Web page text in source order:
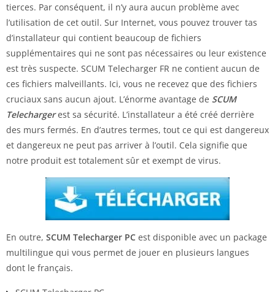
tierces. Par conséquent, il n’y aura aucun problème avec
l’utilisation de cet outil. Sur Internet, vous pouvez trouver tas
d’installateur qui contient beaucoup de fichiers
supplémentaires qui ne sont pas nécessaires ou leur existence
est très suspecte. SCUM Telecharger FR ne contient aucun de
ces fichiers malveillants. Ici, vous ne recevez que des fichiers
cruciaux sans aucun ajout. L’énorme avantage de SCUM
Telechargerest sa sécurité. L’installateur a été créé derrière
des murs fermés. En d’autres termes, tout ce qui est dangereux
et dangereux ne peut pas arriver à l’outil. Cela signifie que
notre produit est totalement sûr et exempt de virus.
En outre, SCUM Telecharger PC est disponible avec un package
multilingue qui vous permet de jouer en plusieurs langues
dont le français.